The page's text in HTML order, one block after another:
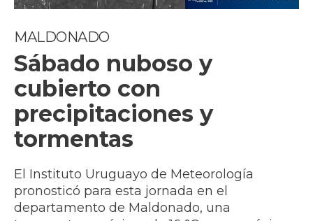
MALDONADO
Sábado nuboso y
cubierto con
precipitaciones y
tormentas
El Instituto Uruguayo de Meteorología
pronosticó para esta jornada en el
departamento de Maldonado, una